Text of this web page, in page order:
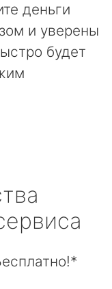
деньги
и уверены
будет